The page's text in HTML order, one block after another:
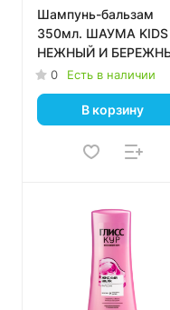
Шампунь-бальзам
350мл. ШАУМА KIDS
НЕЖНЫЙ И
УХОД Д/ДЕВОЧЕК *10
0 Есть в наличии
В корзину